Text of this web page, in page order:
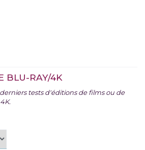
BLU-RAY/4K
tests d'éditions de films ou de